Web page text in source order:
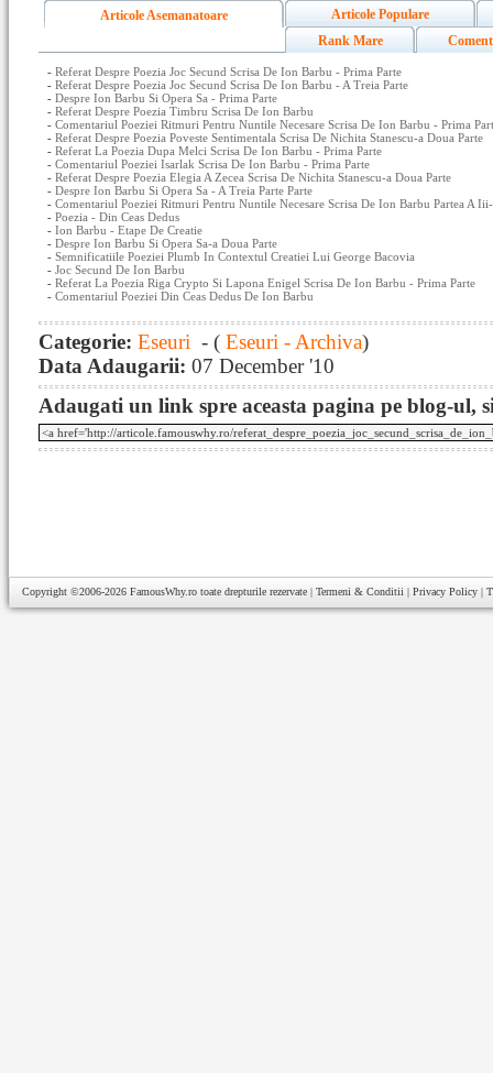
Articole Asemanatoare
Articole Populare
Rank Mare
- Referat Despre Poezia Joc Secund Scrisa De Ion Barbu - Prima Parte
- Referat Despre Poezia Joc Secund Scrisa De Ion Barbu - A Treia Parte
- Despre Ion Barbu Si Opera Sa - Prima Parte
- Referat Despre Poezia Timbru Scrisa De Ion Barbu
- Comentariul Poeziei Ritmuri Pentru Nuntile Necesare Scrisa De Ion Barbu - Prima
- Referat Despre Poezia Poveste Sentimentala Scrisa De Nichita Stanescu-a Doua Parte
- Referat La Poezia Dupa Melci Scrisa De Ion Barbu - Prima Parte
- Comentariul Poeziei Isarlak Scrisa De Ion Barbu - Prima Parte
- Referat Despre Poezia Elegia A Zecea Scrisa De Nichita Stanescu-a Doua Parte
- Despre Ion Barbu Si Opera Sa - A Treia Parte Parte
- Comentariul Poeziei Ritmuri Pentru Nuntile Necesare Scrisa De Ion Barbu Partea A
- Poezia - Din Ceas Dedus
- Ion Barbu - Etape De Creatie
- Despre Ion Barbu Si Opera Sa-a Doua Parte
- Semnificatiile Poeziei Plumb In Contextul Creatiei Lui George Bacovia
- Joc Secund De Ion Barbu
- Referat La Poezia Riga Crypto Si Lapona Enigel Scrisa De Ion Barbu - Prima Parte
- Comentariul Poeziei Din Ceas Dedus De Ion Barbu
Categorie: Eseuri - ( Eseuri - Archiva)
Data Adaugarii: 07 December '10
Adaugati un link spre aceasta pagina pe blog-ul,
Copyright ©2006-2026 FamousWhy.ro toate drepturile rezervate | Termeni & Conditii | Privacy Policy |